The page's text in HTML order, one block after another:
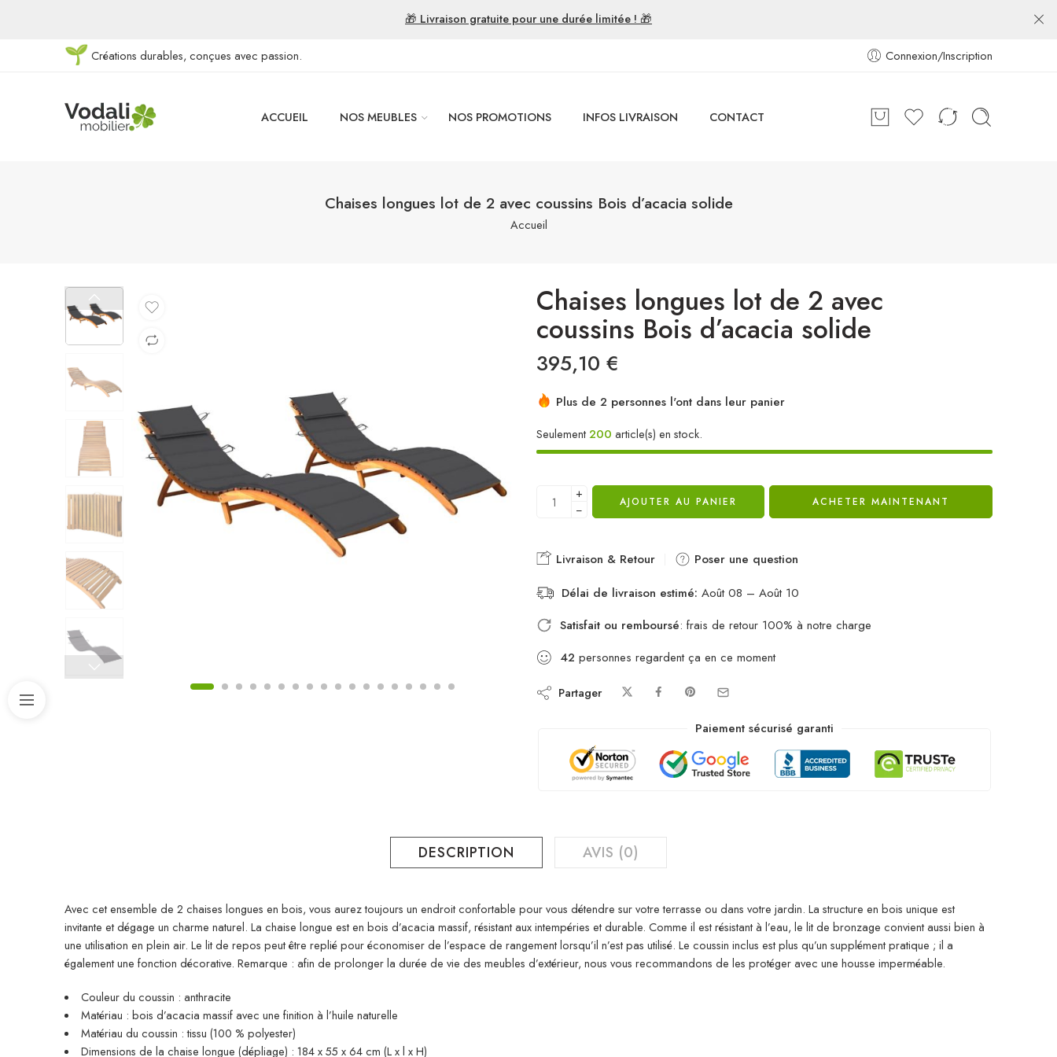
🎁 Livraison gratuite pour une durée limitée ! 🎁
Créations durables, conçues avec passion. Connexion/Inscription
ACCUEIL NOS MEUBLES NOS PROMOTIONS INFOS LIVRAISON CONTACT
Chaises longues lot de 2 avec coussins Bois d’acacia solide
Accueil
Chaises longues lot de 2 avec
coussins Bois d’acacia solide
395,10 €
Plus de 2 personnes l'ont dans leur panier
Seulement200 article(s) en stock.
+
−
AJOUTER AU PANIER ACHETER MAINTENANT
Livraison & Retour
Poser une question
Délai de livraison estimé: Août 08 – Août 10
Satisfait ou remboursé: frais de retour 100% à notre charge
42 personnes regardent ça en ce moment
Partager
Paiement sécurisé garanti
DESCRIPTION AVIS (0)
Avec cet ensemble de 2 chaises longues en bois, vous aurez toujours un endroit confortable pour vous détendre sur votre terrasse ou dans votre jardin. La structure en bois unique est
invitante et dégage un charme naturel. La chaise longue est en bois d’acacia massif, résistant aux intempéries et durable. Comme il est résistant à l’eau, le lit de bronzage convient aussi bien à
une utilisation en plein air. Le lit de repos peut être replié pour économiser de l’espace de rangement lorsqu’il n’est pas utilisé. Le coussin inclus est plus qu’un supplément pratique ; il a
également une fonction décorative. Remarque : afin de prolonger la durée de vie des meubles d’extérieur, nous vous recommandons de les protéger avec une housse imperméable.
Couleur du coussin : anthracite
Matériau : bois d’acacia massif avec une finition à l’huile naturelle
Matériau du coussin : tissu (100 % polyester)
Dimensions de la chaise longue (dépliage) : 184 x 55 x 64 cm (L x l x H)